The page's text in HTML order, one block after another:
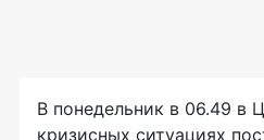
В понедельник в 06.49 в
кризисных ситуациях